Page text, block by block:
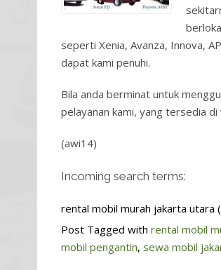
seperti Xenia, Avanza, Innova,
dapat kami penuhi.
Bila anda berminat untuk
pelayanan kami, yang tersedia
(awi14)
Incoming search terms:
rental mobil murah jakarta utara
Post Tagged with rental mobil
mobil pengantin, sewa mobil